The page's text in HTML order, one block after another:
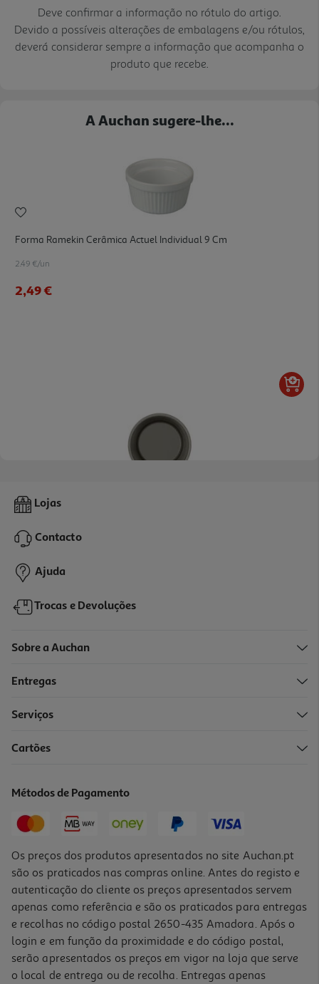
Deve confirmar a informação no rótulo do artigo.
Devido a possíveis alterações de embalagens e/ou rótulos,
deverá considerar sempre a informação que acompanha o
produto que recebe.
A Auchan sugere-lhe...
Forma Ramekin Cerâmica Actuel Individual 9 Cm
2.49 €/un
2,49 €
Forma Muffin Actuel Aço Revestido 8 Cm
2,99 €
Lojas
Contacto
Ajuda
Trocas e Devoluções
Sobre a Auchan
Entregas
Serviços
Cartões
Métodos de Pagamento
Os preços dos produtos apresentados no site Auchan.pt
são os praticados nas compras online. Antes do registo e
autenticação do cliente os preços apresentados servem
apenas como referência e são os praticados para entregas
e recolhas no código postal 2650-435 Amadora. Após o
login e em função da proximidade e do código postal,
serão apresentados os preços em vigor na loja que serve
o local de entrega ou de recolha. Entregas apenas